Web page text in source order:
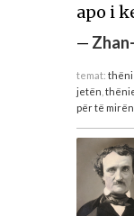
apo i
—
temat:
jetën
për të mirën